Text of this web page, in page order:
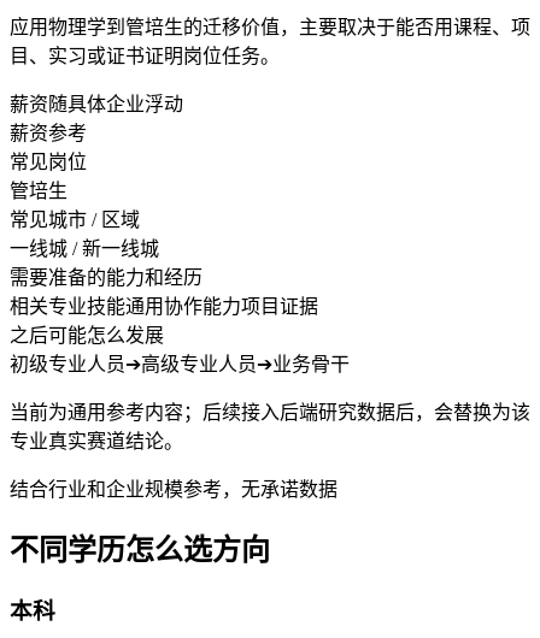
应用物理学到管培生的迁移价值，主要取决于能否用课程、项
目、实习或证书证明岗位任务。
薪资随具体企业浮动
薪资参考
常见岗位
管培生
常见城市 / 区域
一线城 / 新一线城
需要准备的能力和经历
相关专业技能通用协作能力项目证据
之后可能怎么发展
初级专业人员➔高级专业人员➔业务骨干
当前为通用参考内容；后续接入后端研究数据后，会替换为该
专业真实赛道结论。
结合行业和企业规模参考，无承诺数据
不同学历怎么选方向
本科